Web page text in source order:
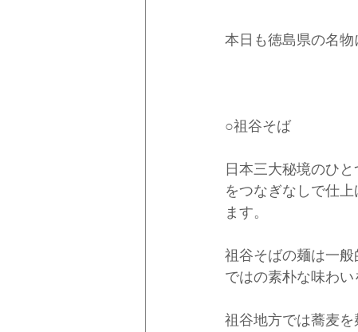
本日も徳島県の名物
○祖谷そば
日本三大秘境のひ
をつなぎなしで仕
ます。
祖谷そばの麺は一
ではの素朴な味わい
祖谷地方では蕎麦